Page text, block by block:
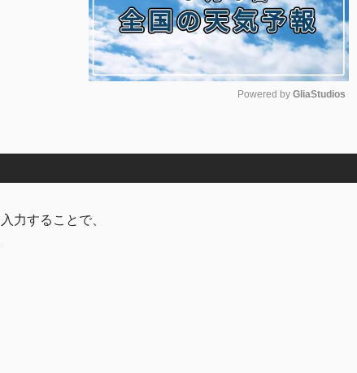
t
Powered by GliaStudios
力することで、